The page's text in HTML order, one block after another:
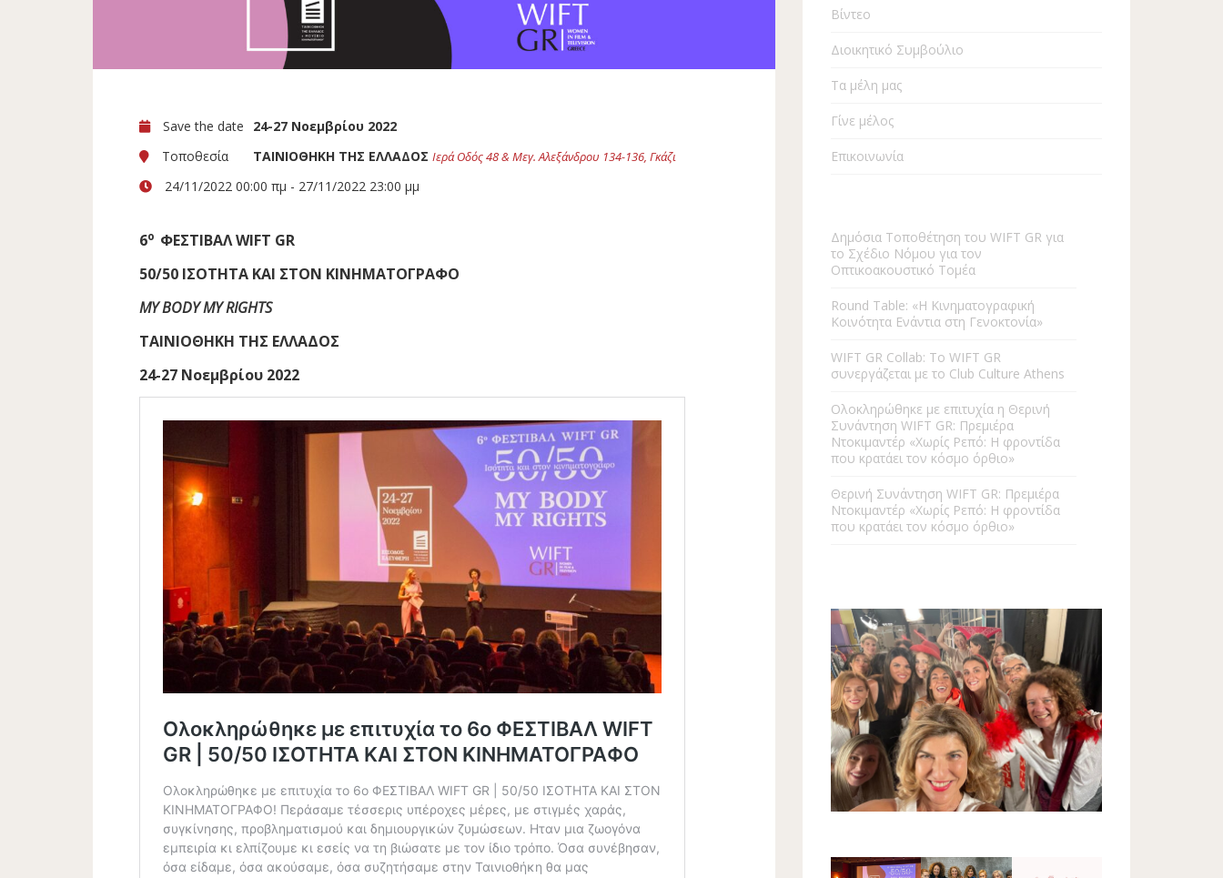
Save the date
24-27 Νοεμβρίου 2022
Τοποθεσία
ΤΑΙΝΙΟΘΗΚΗ ΤΗΣ ΕΛΛΑΔΟΣ Ιερά Οδός 48 & Μεγ. Αλεξάνδρου 134-136, Γκάζι
24/11/2022 00:00 πμ - 27/11/2022 23:00 μμ
6ο ΦΕΣΤΙΒΑΛ WIFT GR
50/50 ΙΣΟΤΗΤΑ ΚΑΙ ΣΤΟΝ ΚΙΝΗΜΑΤΟΓΡΑΦΟ
MY BODY MY RIGHTS
ΤΑΙΝΙΟΘΗΚΗ ΤΗΣ ΕΛΛΑΔΟΣ
24-27 Νοεμβρίου 2022
Βίντεο
Διοικητικό Συμβούλιο
Τα μέλη μας
Γίνε μέλος
Επικοινωνία
Δημόσια Τοποθέτηση του WIFT GR για
το Σχέδιο Νόμου για τον
Οπτικοακουστικό Τομέα
Round Table: «Η Kινηματογραφική
Κοινότητα Ενάντια στη Γενοκτονία»
WIFT GR Collab: To WIFT GR
συνεργάζεται με το Club Culture Athens
Ολοκληρώθηκε με επιτυχία η Θερινή
Συνάντηση WIFT GR: Πρεμιέρα
Ντοκιμαντέρ «Χωρίς Ρεπό: Η φροντίδα
που κρατάει τον κόσμο όρθιο»
Θερινή Συνάντηση WIFT GR: Πρεμιέρα
Ντοκιμαντέρ «Χωρίς Ρεπό: Η φροντίδα
που κρατάει τον κόσμο όρθιο»